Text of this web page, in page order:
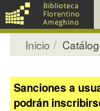
Inicio
Sanciones a
podrán